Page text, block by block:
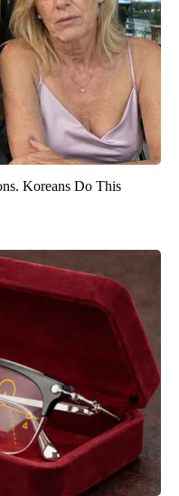
Koreans Do This